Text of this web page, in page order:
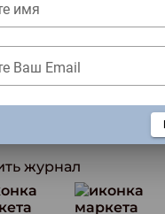
из
№10 2025 года.
тебя в наших
журнал
имя
Ваш Email